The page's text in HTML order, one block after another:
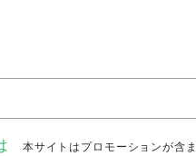
本サイトはプロモーションが含